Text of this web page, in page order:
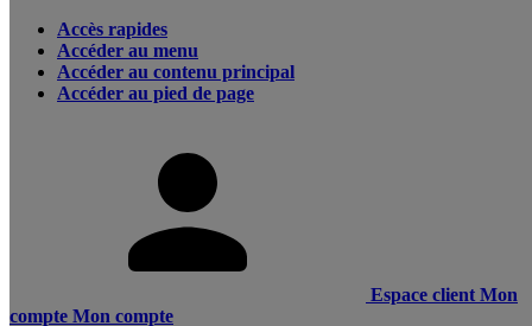
Accès rapides
Accéder au menu
Accéder au contenu principal
Accéder au pied de page
Espace client Mon
compte Mon compte